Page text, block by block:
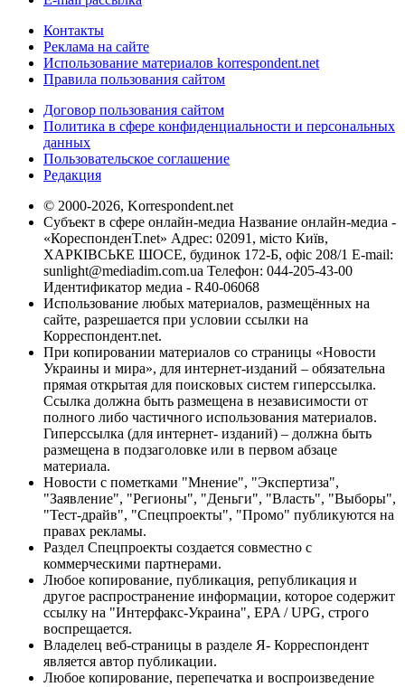
Контакты
Реклама на сайте
Использование материалов korrespondent.net
Правила пользования сайтом
Договор пользования сайтом
Политика в сфере конфиденциальности и персональных
данных
Пользовательское соглашение
Редакция
© 2000-2026, Korrespondent.net
Субъект в сфере онлайн-медиа Название онлайн-медиа -
«КореспонденТ.net» Адрес: 02091, місто Київ,
ХАРКІВСЬКЕ ШОСЕ, будинок 172-Б, офіс 208/1 E-mail:
sunlight@mediadim.com.ua Телефон: 044-205-43-00
Идентификатор медиа - R40-06068
Использование любых материалов, размещённых на
сайте, разрешается при условии ссылки на
Корреспондент.net.
При копировании материалов со страницы «Новости
Украины и мира», для интернет-изданий – обязательна
прямая открытая для поисковых систем гиперссылка.
Ссылка должна быть размещена в независимости от
полного либо частичного использования материалов.
Гиперссылка (для интернет- изданий) – должна быть
размещена в подзаголовке или в первом абзаце
материала.
Новости с пометками "Мнение", "Экспертиза",
"Заявление", "Регионы", "Деньги", "Власть", "Выборы",
"Тест-драйв", "Спецпроекты", "Промо" публикуются на
правах рекламы.
Раздел Спецпроекты создается совместно с
коммерческими партнерами.
Любое копирование, публикация, републикация и
другое распространение информации, которое содержит
ссылку на "Интерфакс-Украина", EPA / UPG, строго
воспрещается.
Владелец веб-страницы в разделе Я- Корреспондент
является автор публикации.
Любое копирование, перепечатка и воспроизведение